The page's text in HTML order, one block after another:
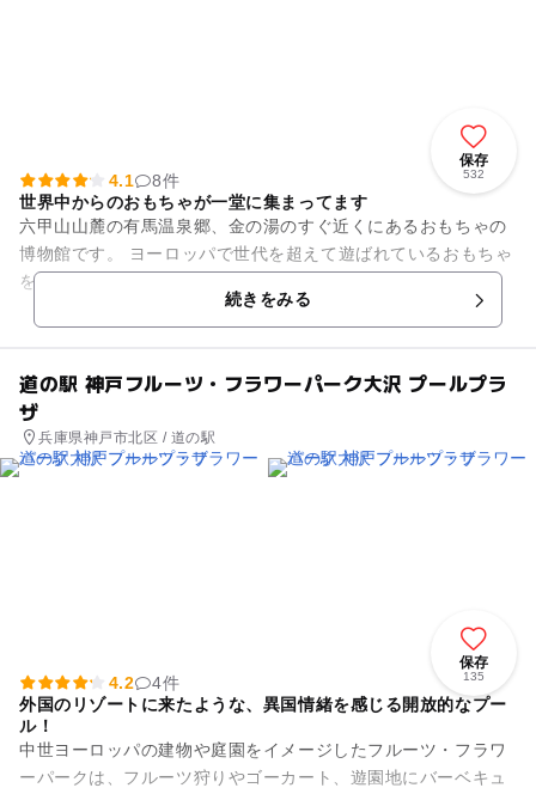
保存
532
4.1
8件
世界中からのおもちゃが一堂に集まってます
六甲山山麓の有馬温泉郷、金の湯のすぐ近くにあるおもちゃの
博物館です。 ヨーロッパで世代を超えて遊ばれているおもちゃ
を約4000点収蔵し、 現代に生きる子どもたちが知らないおも
続きをみる
道の駅 神戸フルーツ・フラワーパーク大沢 プールプラ
ザ
兵庫県神戸市北区 / 道の駅
保存
135
4.2
4件
外国のリゾートに来たような、異国情緒を感じる開放的なプー
ル！
中世ヨーロッパの建物や庭園をイメージしたフルーツ・フラワ
ーパークは、フルーツ狩りやゴーカート、遊園地にバーベキュ